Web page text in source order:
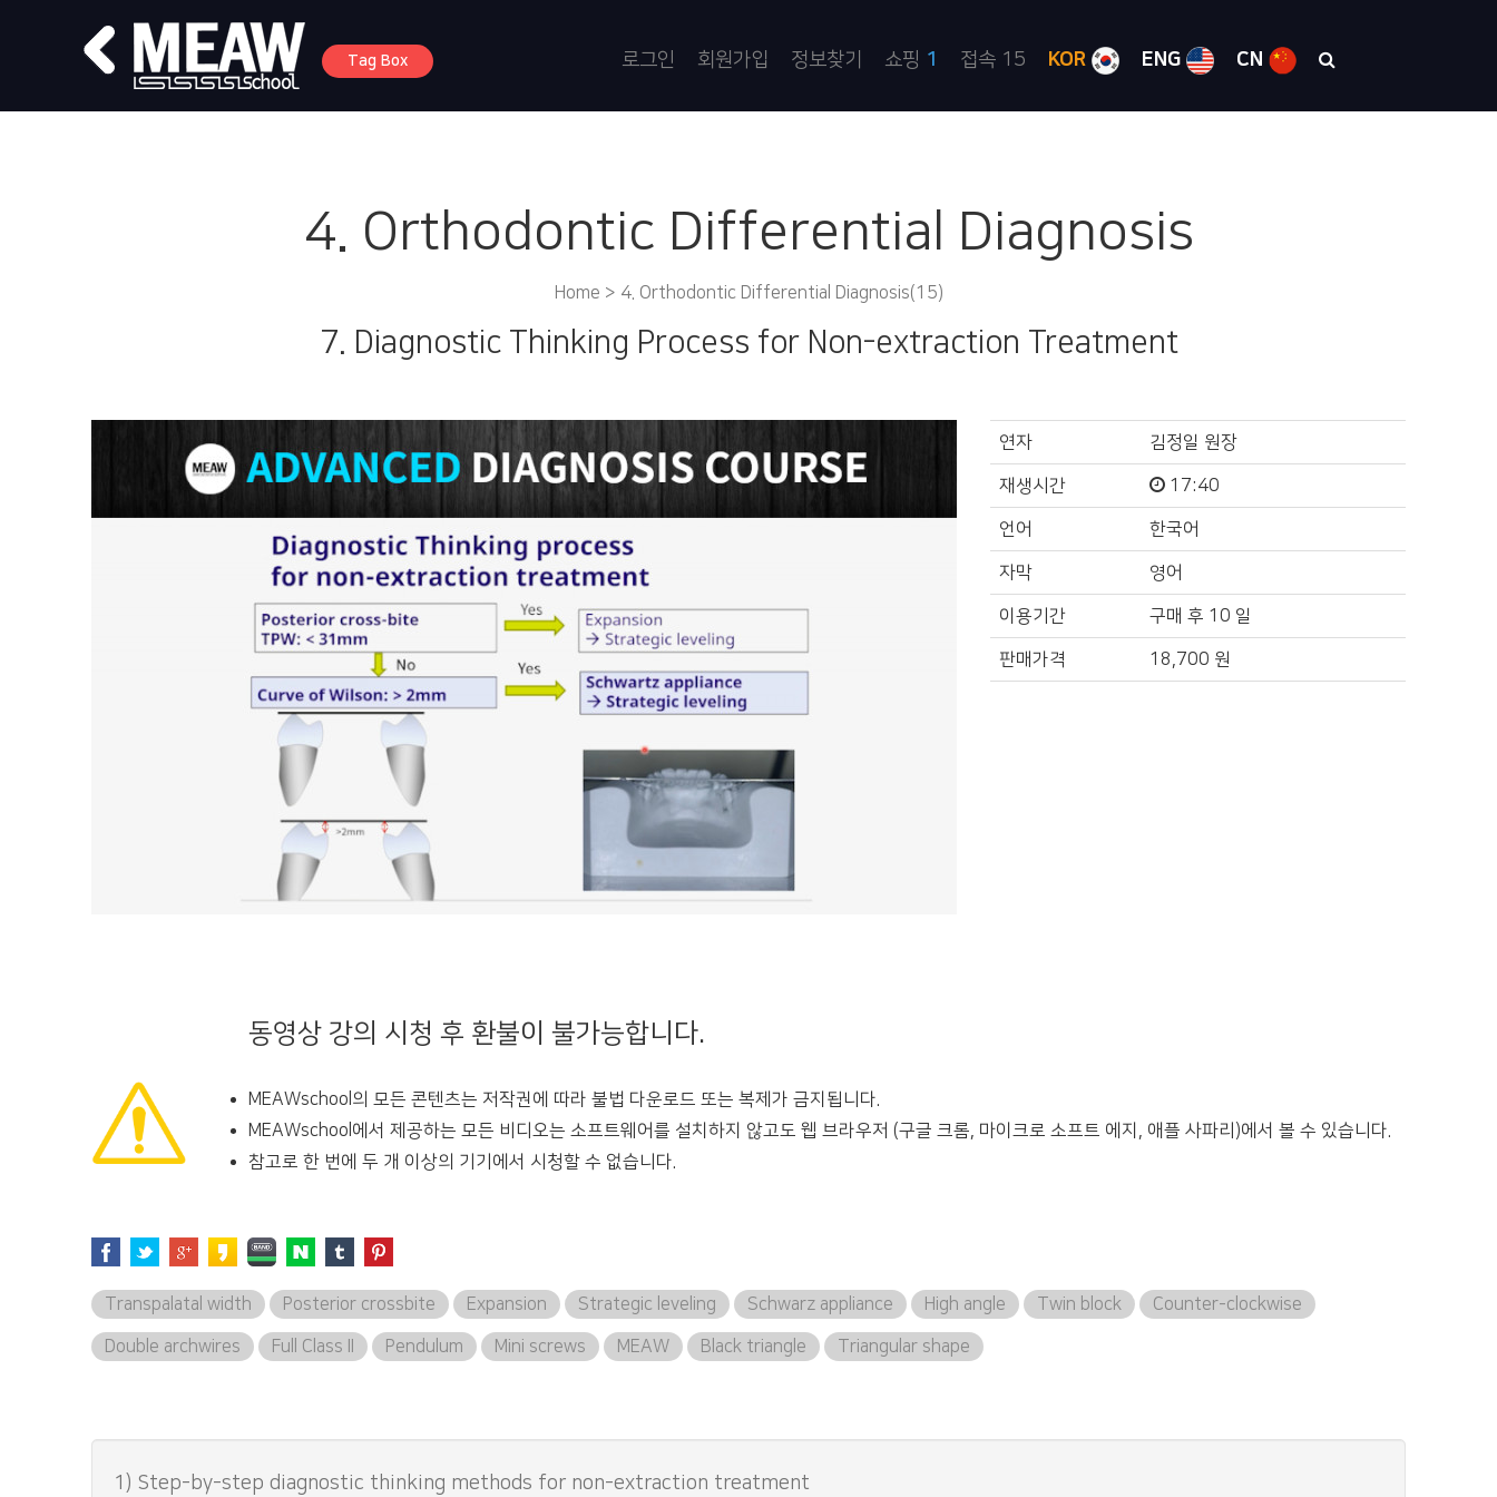
Tag Box 로그인 회원가입 정보찾기 쇼핑 1 접속 15 KOR ENG CN
4. Orthodontic Differential Diagnosis
Home > 4. Orthodontic Differential Diagnosis(15)
7. Diagnostic Thinking Process for Non-extraction Treatment
연자 김정일 원장
재생시간 17:40
언어 한국어
자막 영어
이용기간 구매 후 10 일
판매가격 18,700 원
동영상 강의 시청 후 환불이 불가능합니다.
MEAWschool의 모든 콘텐츠는 저작권에 따라 불법 다운로드 또는 복제가 금지됩니다.
MEAWschool에서 제공하는 모든 비디오는 소프트웨어를 설치하지 않고도 웹 브라우저 (구글 크롬, 마이크로 소프트 에지, 애플 사파리)에서 볼 수 있습니다.
참고로 한 번에 두 개 이상의 기기에서 시청할 수 없습니다.
Transpalatal width Posterior crossbite Expansion Strategic leveling Schwarz appliance High angle Twin block Counter-clockwise
Double archwires Full Class II Pendulum Mini screws MEAW Black triangle Triangular shape
1) Step-by-step diagnostic thinking methods for non-extraction treatment